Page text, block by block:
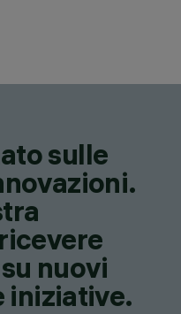
sulle
nuovi
iniziative.